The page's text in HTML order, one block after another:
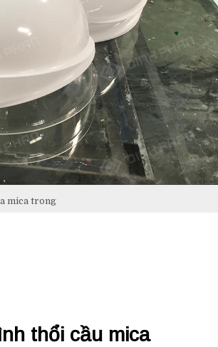
mica trong
thổi cầu mica